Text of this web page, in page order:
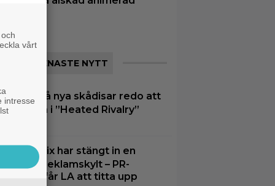
SENASTE NYTT
Max
Två nya skådisar redo att
drama i ”Heated Rivalry”
Netflix har stängt in en
i en reklamskylt – PR-
som får LA att titta upp
vårt
intresse